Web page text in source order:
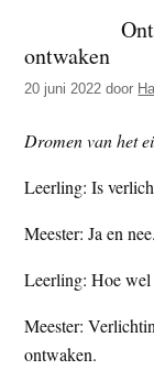
z
e
s
t
e
e
n
e
e
s
t
ontwaken
20 juni 2022 door
Dromen van het
Leerling: Is
Meester: Ja en nee.
Leerling: Hoe wel
Meester:
ontwaken.